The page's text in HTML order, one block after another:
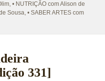
,• NUTRIÇÃO com Alison de
Sousa,• SABER ARTES com
331]